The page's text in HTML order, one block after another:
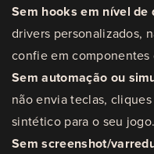
Sem hooks em nível de
drivers personalizados,
confie em componentes
Sem automação ou
não envia teclas,
sintético para o seu jogo.
Sem screenshot/